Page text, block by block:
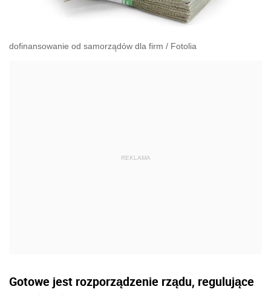
dofinansowanie od samorządów dla firm / Fotolia
Gotowe jest rozporządzenie rządu, regulujące